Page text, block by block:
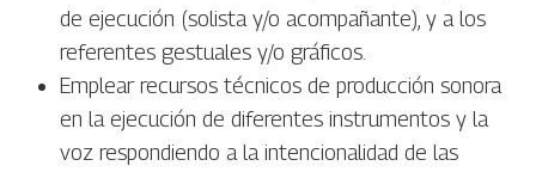
de ejecución (solista y/o acompañante), y a los
referentes gestuales y/o gráficos.
Emplear recursos técnicos de producción sonora
en la ejecución de diferentes instrumentos y la
voz respondiendo a la intencionalidad de las